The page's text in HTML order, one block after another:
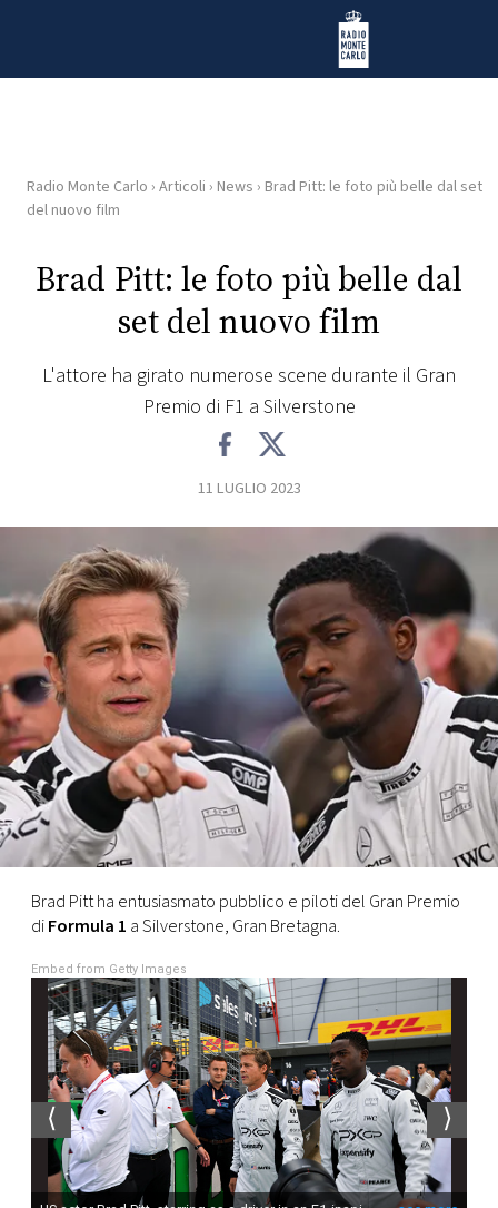
Radio Monte Carlo
HOME
RADIO
FOTO
CONCORSI
EVENTI
VIDEO
TV
PRINCIPATO
DI
MONACO
RMC
CONSIGLIA
Radio Monte Carlo › Articoli › News › Brad Pitt: le foto più belle dal set
del nuovo film
Brad Pitt: le foto più belle dal
set del nuovo film
L'attore ha girato numerose scene durante il Gran
Premio di F1 a Silverstone
11 LUGLIO 2023
Brad Pitt ha entusiasmato pubblico e piloti del Gran Premio
diFormula 1 a Silverstone, Gran Bretagna.
Embed from Getty Images